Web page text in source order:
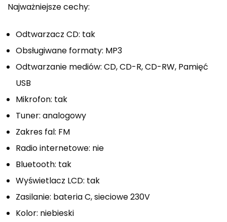
Najważniejsze cechy:
Odtwarzacz CD: tak
Obsługiwane formaty: MP3
Odtwarzanie mediów: CD, CD-R, CD-RW, Pamięć
USB
Mikrofon: tak
Tuner: analogowy
Zakres fal: FM
Radio internetowe: nie
Bluetooth: tak
Wyświetlacz LCD: tak
Zasilanie: bateria C, sieciowe 230V
Kolor: niebieski